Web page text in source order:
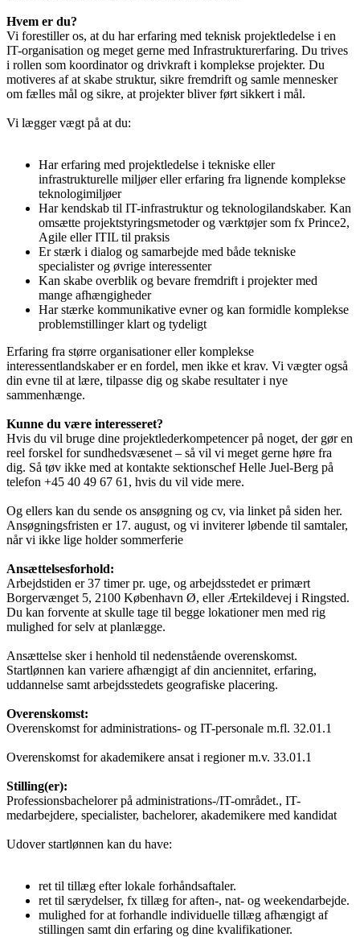
Hvem er du?
Vi forestiller os, at du har erfaring med teknisk projektledelse i en
IT-organisation og meget gerne med Infrastrukturerfaring. Du trives
i rollen som koordinator og drivkraft i komplekse projekter. Du
motiveres af at skabe struktur, sikre fremdrift og samle mennesker
om fælles mål og sikre, at projekter bliver ført sikkert i mål.
Vi lægger vægt på at du:
Har erfaring med projektledelse i tekniske eller
infrastrukturelle miljøer eller erfaring fra lignende komplekse
teknologimiljøer
Har kendskab til IT-infrastruktur og teknologilandskaber. Kan
omsætte projektstyringsmetoder og værktøjer som fx Prince2,
Agile eller ITIL til praksis
Er stærk i dialog og samarbejde med både tekniske
specialister og øvrige interessenter
Kan skabe overblik og bevare fremdrift i projekter med
mange afhængigheder
Har stærke kommunikative evner og kan formidle komplekse
problemstillinger klart og tydeligt
Erfaring fra større organisationer eller komplekse
interessentlandskaber er en fordel, men ikke et krav. Vi vægter også
din evne til at lære, tilpasse dig og skabe resultater i nye
sammenhænge.
Kunne du være interesseret?
Hvis du vil bruge dine projektlederkompetencer på noget, der gør en
reel forskel for sundhedsvæsenet – så vil vi meget gerne høre fra
dig. Så tøv ikke med at kontakte sektionschef Helle Juel-Berg på
telefon +45 40 49 67 61, hvis du vil vide mere.
Og ellers kan du sende os ansøgning og cv, via linket på siden her.
Ansøgningsfristen er 17. august, og vi inviterer løbende til samtaler,
når vi ikke lige holder sommerferie
Ansættelsesforhold:
Arbejdstiden er 37 timer pr. uge, og arbejdsstedet er primært
Borgervænget 5, 2100 København Ø, eller Ærtekildevej i Ringsted.
Du kan forvente at skulle tage til begge lokationer men med rig
mulighed for selv at planlægge.
Ansættelse sker i henhold til nedenstående overenskomst.
Startlønnen kan variere afhængigt af din anciennitet, erfaring,
uddannelse samt arbejdsstedets geografiske placering.
Overenskomst:
Overenskomst for administrations- og IT-personale m.fl. 32.01.1
Overenskomst for akademikere ansat i regioner m.v. 33.01.1
Stilling(er):
Professionsbachelorer på administrations-/IT-området., IT-
medarbejdere, specialister, bachelorer, akademikere med kandidat
Udover startlønnen kan du have:
ret til tillæg efter lokale forhåndsaftaler.
ret til særydelser, fx tillæg for aften-, nat- og weekendarbejde.
mulighed for at forhandle individuelle tillæg afhængigt af
stillingen samt din erfaring og dine kvalifikationer.